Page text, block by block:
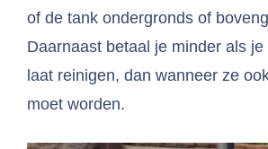
of de tank ondergronds of
Daarnaast betaal je minder als
laat reinigen, dan wanneer ze
moet worden.